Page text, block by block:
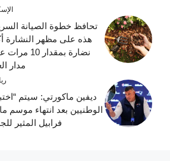
تحافظ خطوة الصيانة
هذه على مظهر النشارة
نضارة بمقدار 10
مدار
ديفين ماكورتي: سيتم
الوطنيين بعد انتهاء موسم
فرابيل المثير